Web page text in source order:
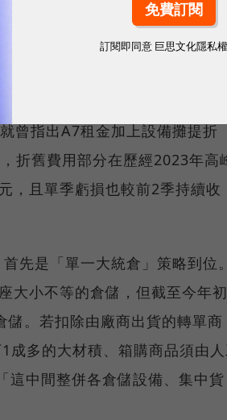
卻因疫後紅利消退、本土與境
年376億元，原以為的王牌
曾指出A7租金加上設備攤提折
折舊費用部分在歷經2023年高
，且單季虧損也較前2季持續收
先是「單一大統倉」策略到位
大小不等的倉儲，但截至今年
。若扣除由廠商出貨的轉單商
成多的大材積、箱購商品須由
這中間整併各倉儲設備、集中貨
訂閱即同意 巨思文化隱私